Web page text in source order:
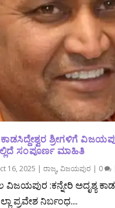
ಕಾಡಸಿದ್ದೇಶ್ವರ ಶ್ರೀಗಳಿಗೆ
ಸಂಪೂರ್ಣ ಮಾಹಿತಿ
16, 2025 |ರಾಜ್ಯ,ವಿಜಯಪುರ | 0
:ಕನ್ನೇರಿ ಅದೃಶ್ಯ
ಪ್ರವೇಶ ನಿರ್ಬಂಧ....